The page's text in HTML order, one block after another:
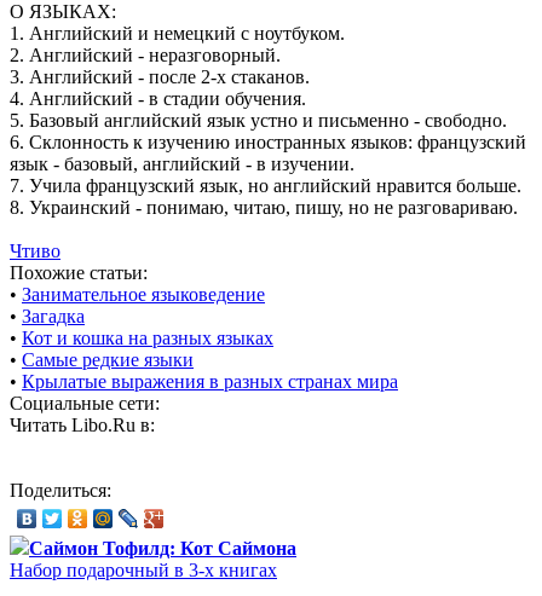
О ЯЗЫКАХ:
1. Английский и немецкий с ноутбуком.
2. Английский - неразговорный.
3. Английский - после 2-х стаканов.
4. Английский - в стадии обучения.
5. Базовый английский язык устно и письменно - свободно.
6. Склонность к изучению иностранных языков: французский
язык - базовый, английский - в изучении.
7. Учила французский язык, но английский нравится больше.
8. Украинский - понимаю, читаю, пишу, но не разговариваю.
Чтиво
Похожие статьи:
• Занимательное языковедение
• Загадка
• Кот и кошка на разных языках
• Самые редкие языки
• Крылатые выражения в разных странах мира
Социальные сети:
Читать Libo.Ru в:
Поделиться:
Саймон Тофилд: Кот Саймона
Набор подарочный в 3-х книгах